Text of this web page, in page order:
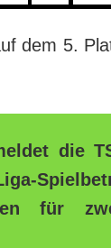
dem 5.
die
für